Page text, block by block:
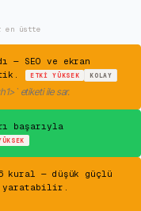
en üstte
— SEO ve ekran
ETKIYÜKSEK KOLAY
etiketi ile sar.
başarıyla
kural — düşük güçlü
yaratabilir.